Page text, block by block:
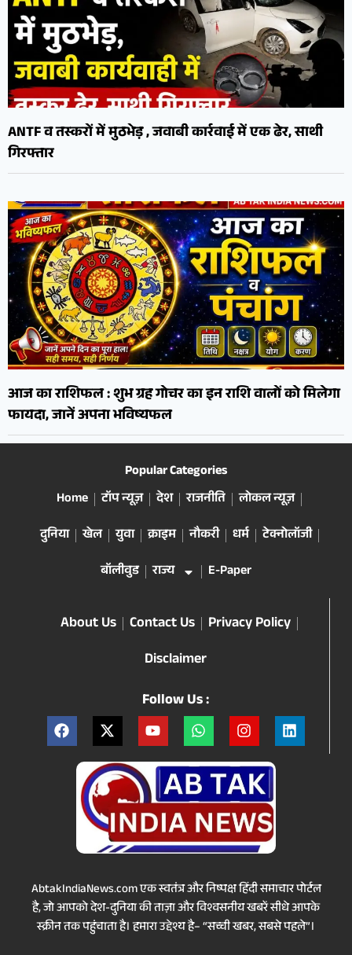
ANTF व तस्करों में मुठभेड़ , जवाबी कार्रवाई में एक ढेर, साथी
गिरफ्तार
आज का राशिफल : शुभ ग्रह गोचर का इन राशि वालों को मिलेगा
फायदा, जानें अपना भविष्यफल
Popular Categories
Home
टॉप न्यूज़ देश राजनीति
लोकल न्यूज़
दुनिया
खेल युवा क्राइम नौकरी धर्म
टेक्नोलॉजी
बॉलीवुड
राज्य E-Paper
About Us Contact Us
Privacy Policy
Disclaimer
Follow Us :
AbtakIndiaNews.com एक स्वतंत्र और निष्पक्ष हिंदी समाचार पोर्टल
है, जो आपको देश-दुनिया की ताज़ा और विश्वसनीय खबरें सीधे आपके
स्क्रीन तक पहुंचाता है। हमारा उद्देश्य है– “सच्ची खबर, सबसे पहले”।